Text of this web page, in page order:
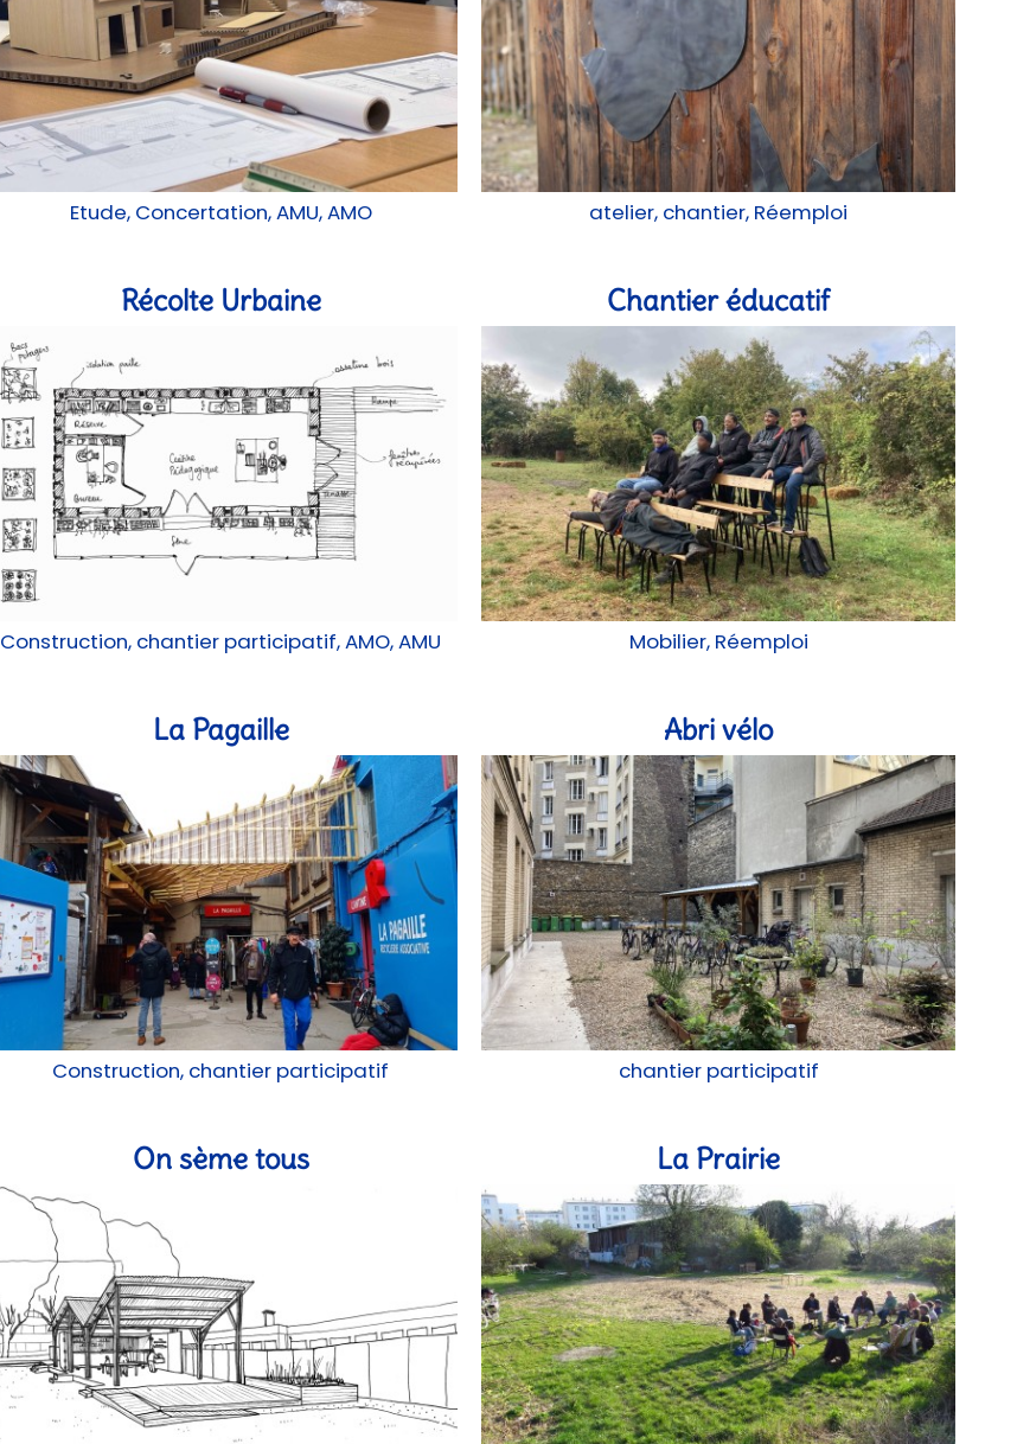
Etude, Concertation, AMU, AMO atelier, chantier, Réemploi
Récolte Urbaine
Construction, chantier participatif, AMO, AMU
Chantier éducatif
Mobilier, Réemploi
La Pagaille
Construction, chantier participatif
Abri vélo
chantier participatif
On sème tous La Prairie